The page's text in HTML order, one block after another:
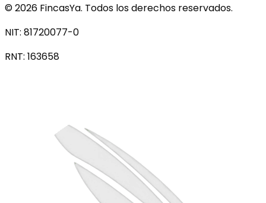
©2026 FincasYa. Todos los derechos reservados.
NIT: 81720077-0
RNT: 163658